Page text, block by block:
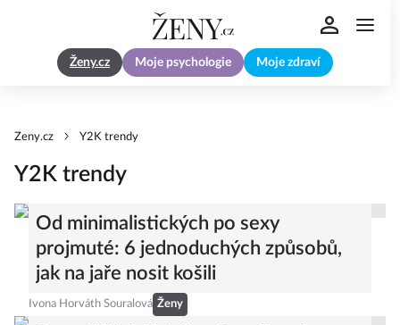
Ženy.cz Moje psychologie Moje zdraví
Zeny.cz Y2K trendy
Y2K trendy
Od minimalistických po sexy
projmuté: 6 jednoduchých způsobů,
jak na jaře nosit košili
Ivona Horváth Souralová Ženy